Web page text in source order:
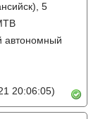
5
автономный
20:06:05)